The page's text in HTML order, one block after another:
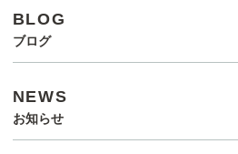
BLOG
ブログ
NEWS
お知らせ